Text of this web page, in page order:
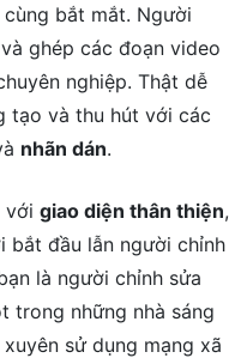
bắt mắt. Người
ghép các đoạn video
nghiệp. Thật dễ
tạo và thu hút với các
nhãn dán.
với giao diện thân thiện,
bắt đầu lẫn người chỉnh
là người chỉnh sửa
trong những nhà sáng
sử dụng mạng xã